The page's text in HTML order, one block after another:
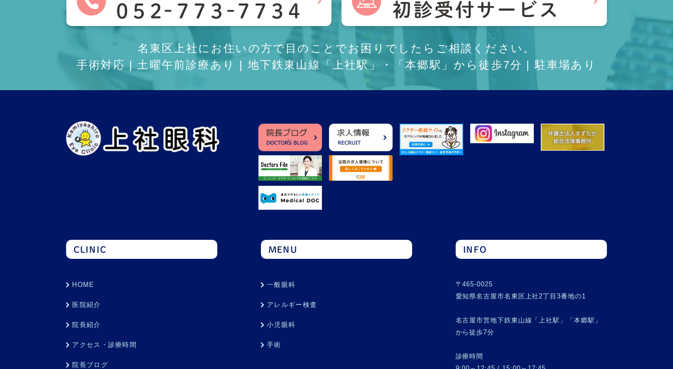
名東区上社にお住いの方で目のことでお困りでしたらご相談ください。
手術対応 | 土曜午前診療あり | 地下鉄東山線「上社駅」・「本郷駅」から徒歩7分 | 駐車場あり
CLINIC
HOME
医院紹介
院長紹介
アクセス・診療時間
院長ブログ
MENU
一般眼科
アレルギー検査
小児眼科
手術
INFO
〒465-0025
愛知県名古屋市名東区上社2丁目3番地の1
名古屋市営地下鉄東山線「上社駅」「本郷駅」
から徒歩7分
診療時間